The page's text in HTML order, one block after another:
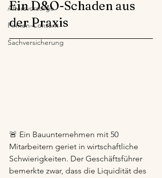
Altersvorsorge
Firmen-Content
Sachversicherung
Ein D&O-Schaden aus
der Praxis
🚨 Ein Bauunternehmen mit 50
Mitarbeitern geriet in wirtschaftliche
Schwierigkeiten. Der Geschäftsführer
bemerkte zwar, dass die Liquidität des